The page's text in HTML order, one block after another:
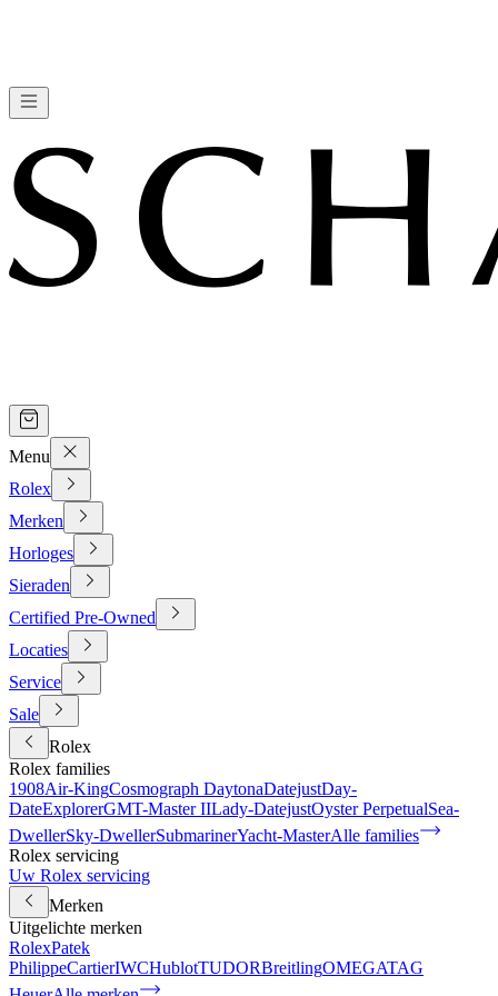
Menu
Rolex
Merken
Horloges
Sieraden
Certified Pre-Owned
Locaties
Service
Sale
Rolex
Rolex families
1908Air-KingCosmograph DaytonaDatejustDay-
DateExplorerGMT-Master IILady-DatejustOyster PerpetualSea-
DwellerSky-DwellerSubmarinerYacht-MasterAlle families
Rolex servicing
Uw Rolex servicing
Merken
Uitgelichte merken
RolexPatek
PhilippeCartierIWCHublotTUDORBreitlingOMEGATAG